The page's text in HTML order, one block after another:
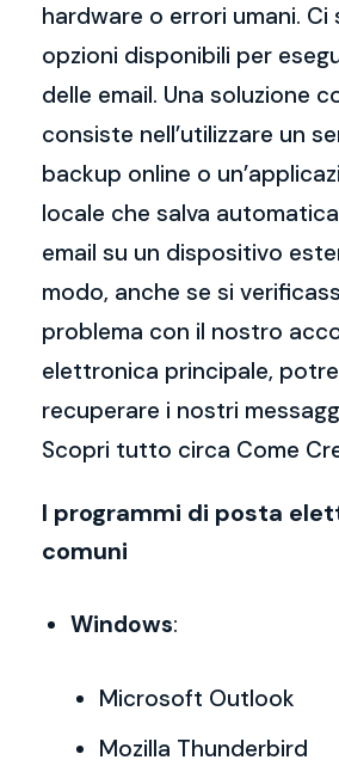
hardware o errori umani. Ci
opzioni disponibili per
delle email. Una soluzione
consiste nell’utilizzare un
backup online o
locale che salva
email su un dispositivo
modo, anche se si
problema con il nostro
elettronica principale,
recuperare i nostri
Scopri tutto circa Come
I programmi di posta
comuni
Windows:
Microsoft Outlook
Mozilla Thunderbird